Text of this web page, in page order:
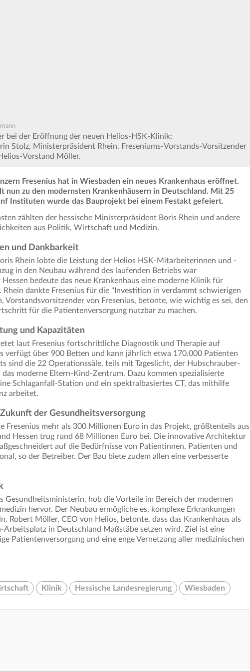
bei der Eröffnung der neuen Helios-HSK-Klinik:
Stolz, Ministerpräsident Rhein, Freseniums-Vorstands-Vorsitzender
Vorstand Möller.
Fresenius hat in Wiesbaden ein neues Krankenhaus eröffnet.
nun zu den modernsten Krankenhäusern in Deutschland. Mit 25
Instituten wurde das Bauprojekt bei einem Festakt gefeiert.
zählten der hessische Ministerpräsident Boris Rhein und andere
aus Politik, Wirtschaft und Medizin.
und Dankbarkeit
Rhein lobte die Leistung der Helios HSK-Mitarbeiterinnen und -
in den Neubau während des laufenden Betriebs war
bedeute das neue Krankenhaus eine moderne Klinik für
Rhein dankte Fresenius für die "Investition in verdammt schwierigen
Vorstandsvorsitzender von Fresenius, betonte, wie wichtig es sei, den
für die Patientenversorgung nutzbar zu machen.
und Kapazitäten
laut Fresenius fortschrittliche Diagnostik und Therapie auf
verfügt über 900 Betten und kann jährlich etwa 170.000 Patienten
sind die 22 Operationssäle, teils mit Tageslicht, der Hubschrauber-
das moderne Eltern-Kind-Zentrum. Dazu kommen spezialisierte
Schlaganfall-Station und ein spektralbasiertes CT, das mithilfe
arbeitet.
der Gesundheitsversorgung
Fresenius mehr als 300 Millionen Euro in das Projekt, größtenteils aus
Hessen trug rund 68 Millionen Euro bei. Die innovative Architektur
auf die Bedürfnisse von Patientinnen, Patienten und
so der Betreiber. Der Bau biete zudem allen eine verbesserte
Gesundheitsministerin, hob die Vorteile im Bereich der modernen
hervor. Der Neubau ermögliche es, komplexe Erkrankungen
Robert Möller, CEO von Helios, betonte, dass das Krankenhaus als
Arbeitsplatz in Deutschland Maßstäbe setzen wird. Ziel ist eine
Patientenversorgung und eine enge Vernetzung aller medizinischen
Klinik Hessische Landesregierung Wiesbaden